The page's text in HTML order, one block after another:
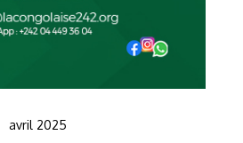
avril 2025